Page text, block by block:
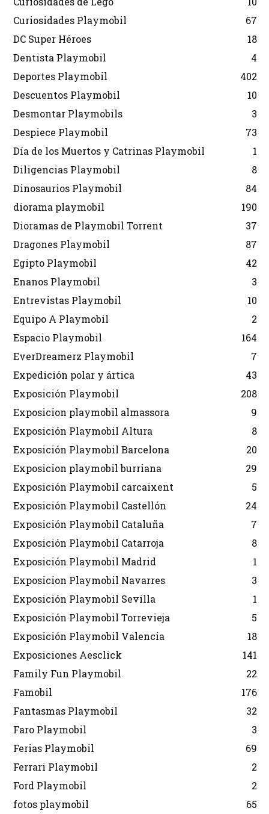
Curiosidades Playmobil
67
DC Super Héroes
18
Dentista Playmobil
4
Deportes Playmobil
402
Descuentos Playmobil
10
Desmontar Playmobils
3
Despiece Playmobil
73
Día de los Muertos y Catrinas Playmobil
1
Diligencias Playmobil
8
Dinosaurios Playmobil
84
diorama playmobil
190
Dioramas de Playmobil Torrent
37
Dragones Playmobil
87
Egipto Playmobil
42
Enanos Playmobil
3
Entrevistas Playmobil
10
Equipo A Playmobil
2
Espacio Playmobil
164
EverDreamerz Playmobil
7
Expedición polar y ártica
43
Exposición Playmobil
208
Exposicion playmobil almassora
9
Exposición Playmobil Altura
8
Exposición Playmobil Barcelona
20
Exposicion playmobil burriana
29
Exposición Playmobil carcaixent
5
Exposición Playmobil Castellón
24
Exposición Playmobil Cataluña
7
Exposición Playmobil Catarroja
8
Exposición Playmobil Madrid
1
Exposicion Playmobil Navarres
3
Exposición Playmobil Sevilla
1
Exposición Playmobil Torrevieja
5
Exposición Playmobil Valencia
18
Exposiciones Aesclick
141
Family Fun Playmobil
22
Famobil
176
Fantasmas Playmobil
32
Faro Playmobil
3
Ferias Playmobil
69
Ferrari Playmobil
2
Ford Playmobil
2
fotos playmobil
65